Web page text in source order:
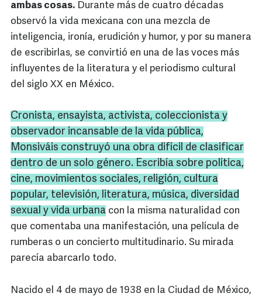
ambas cosas. Durante más de cuatro décadas
observó la vida mexicana con una mezcla de
inteligencia, ironía, erudición y humor, y por su manera
de escribirlas, se convirtió en una de las voces más
influyentes de la literatura y el periodismo cultural
del siglo XX en México.
Cronista, ensayista, activista, coleccionista y
observador incansable de la vida pública,
Monsiváis construyó una obra difícil de clasificar
dentro de un solo género. Escribía sobre política,
cine, movimientos sociales, religión, cultura
popular, televisión, literatura, música, diversidad
sexual y vida urbana con la misma naturalidad con
que comentaba una manifestación, una película de
rumberas o un concierto multitudinario. Su mirada
parecía abarcarlo todo.
Nacido el 4 de mayo de 1938 en la Ciudad de México,